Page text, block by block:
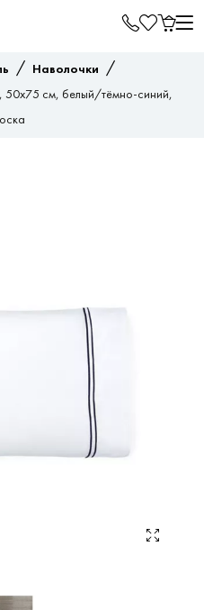
/ Наволочки /
50х75 см, белый/тёмно-синий,